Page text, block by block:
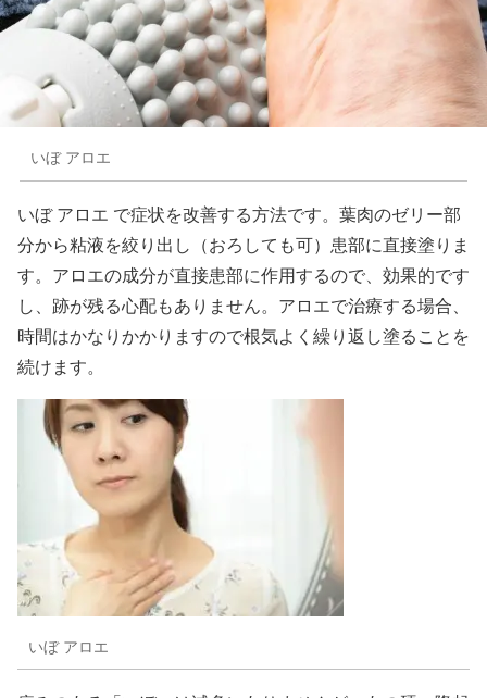
いぼ アロエ
いぼ アロエ で症状を改善する方法です。葉肉のゼリー部
分から粘液を絞り出し（おろしても可）患部に直接塗りま
す。アロエの成分が直接患部に作用するので、効果的です
し、跡が残る心配もありません。アロエで治療する場合、
時間はかなりかかりますので根気よく繰り返し塗ることを
続けます。
いぼ アロエ